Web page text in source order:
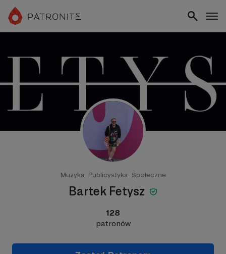
Muzyka Publicystyka Społeczne
Bartek Fetysz
128
patronów